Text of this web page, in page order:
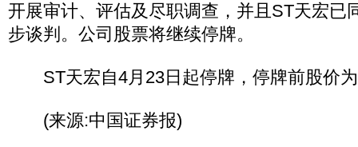
开展审计、评估及尽职调查，并且ST天宏已
步谈判。公司股票将继续停牌。
ST天宏自4月23日起停牌，停牌前股价
(来源:中国证券报)